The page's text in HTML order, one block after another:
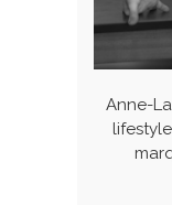
Anne-